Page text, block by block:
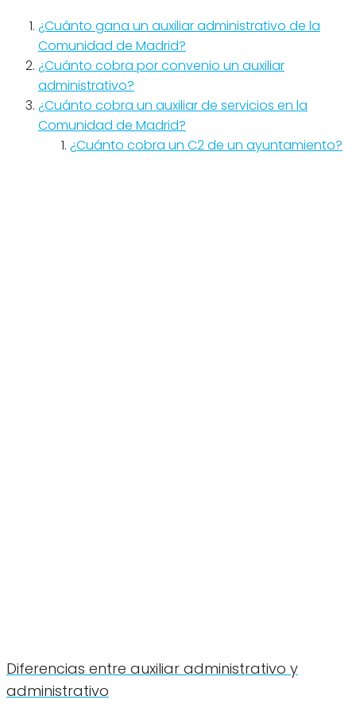
¿Cuánto gana un auxiliar administrativo de la
Comunidad de Madrid?
¿Cuánto cobra por convenio un auxiliar
administrativo?
¿Cuánto cobra un auxiliar de servicios en la
Comunidad de Madrid?
¿Cuánto cobra un C2 de un ayuntamiento?
Diferencias entre auxiliar administrativo y
administrativo